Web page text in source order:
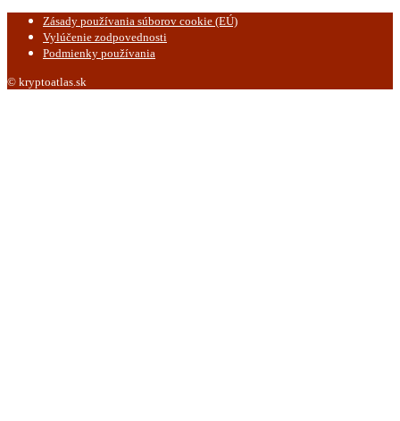
Zásady používania súborov cookie (EÚ)
Vylúčenie zodpovednosti
Podmienky používania
© kryptoatlas.sk